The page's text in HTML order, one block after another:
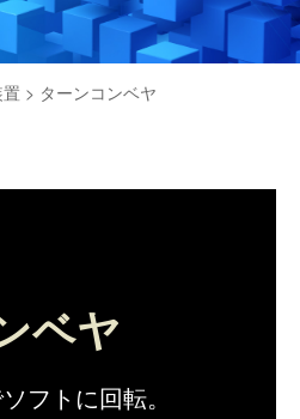
> ターンコンベヤ
ベヤ
フトに回転。